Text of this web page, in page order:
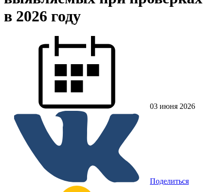
в 2026 году
03 июня 2026
Поделиться